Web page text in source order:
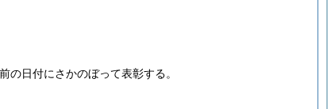
の日付にさかのぼって表彰する。